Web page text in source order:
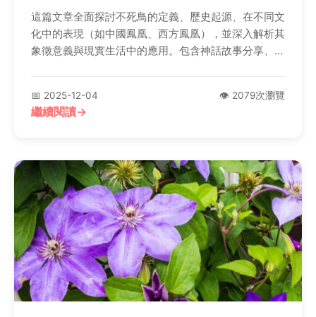
這篇文章全面探討不死鳥的定義、歷史起源、在不同文
化中的表現（如中國鳳凰、西方鳳凰），並深入解析其
象徵意義與現實生活中的應用。包含神話故事分享、常
📅 2025-12-04 👁️ 2079次瀏覽
繼續閱讀